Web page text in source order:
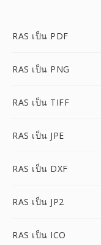
RAS เป็น PDF
RAS เป็น PNG
RAS เป็น TIFF
RAS เป็น JPE
RAS เป็น DXF
RAS เป็น JP2
RAS เป็น ICO